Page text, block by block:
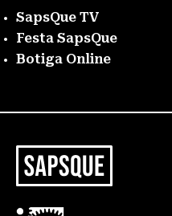
SapsQue TV
Festa SapsQue
Botiga Online